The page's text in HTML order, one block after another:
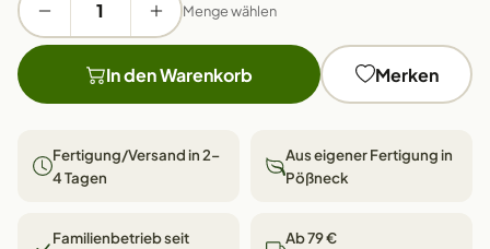
Menge wählen
In den Warenkorb Merken
Fertigung/Versand in 2–
4 Tagen
Aus eigener Fertigung in
Pößneck
Familienbetrieb seit
Ab 79 €